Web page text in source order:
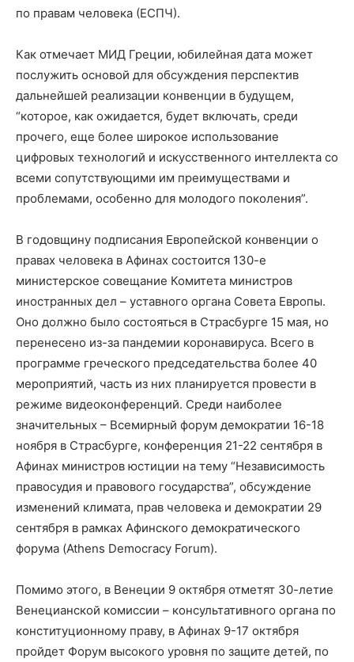
по правам человека (ЕСПЧ).
Как отмечает МИД Греции, юбилейная дата может
послужить основой для обсуждения перспектив
дальнейшей реализации конвенции в будущем,
“которое, как ожидается, будет включать, среди
прочего, еще более широкое использование
цифровых технологий и искусственного интеллекта со
всеми сопутствующими им преимуществами и
проблемами, особенно для молодого поколения”.
В годовщину подписания Европейской конвенции о
правах человека в Афинах состоится 130-е
министерское совещание Комитета министров
иностранных дел – уставного органа Совета Европы.
Оно должно было состояться в Страсбурге 15 мая, но
перенесено из-за пандемии коронавируса. Всего в
программе греческого председательства более 40
мероприятий, часть из них планируется провести в
режиме видеоконференций. Среди наиболее
значительных – Всемирный форум демократии 16-18
ноября в Страсбурге, конференция 21-22 сентября в
Афинах министров юстиции на тему “Независимость
правосудия и правового государства”, обсуждение
изменений климата, прав человека и демократии 29
сентября в рамках Афинского демократического
форума (Athens Democracy Forum).
Помимо этого, в Венеции 9 октября отметят 30-летие
Венецианской комиссии – консультативного органа по
конституционному праву, в Афинах 9-17 октября
пройдет Форум высокого уровня по защите детей, по